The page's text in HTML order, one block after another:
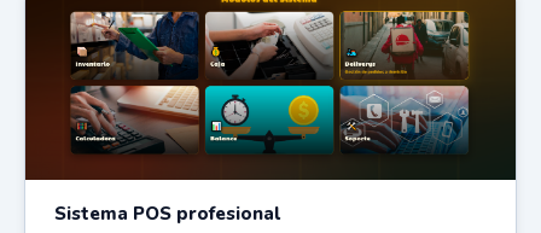
Sistema POS profesional